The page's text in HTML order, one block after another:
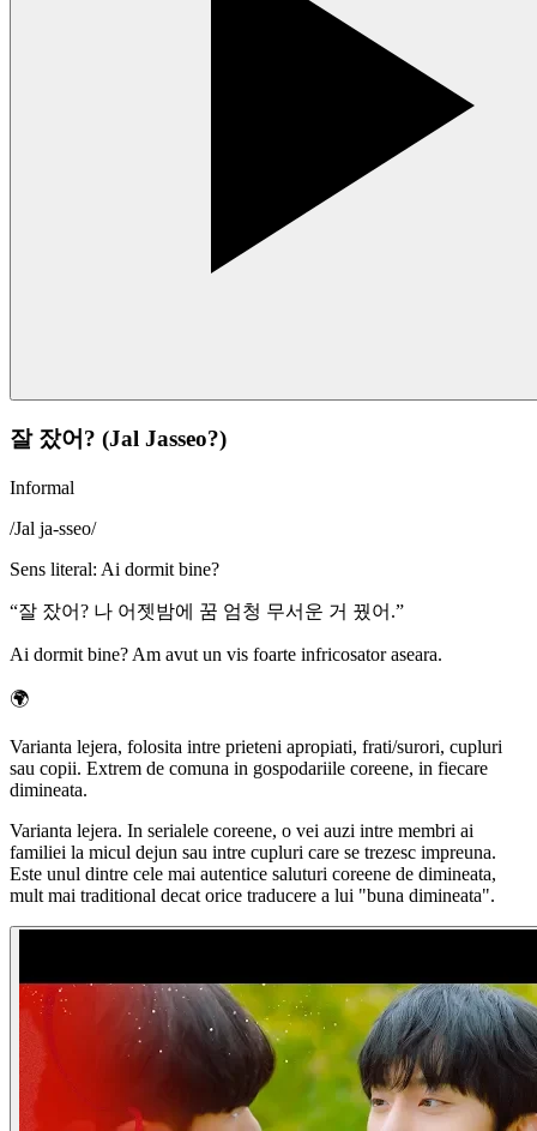
잘 잤어? (Jal Jasseo?)
Informal
/Jal ja-sseo/
Sens literal: Ai dormit bine?
“잘 잤어? 나 어젯밤에 꿈 엄청 무서운 거 꿨어.”
Ai dormit bine? Am avut un vis foarte infricosator aseara.
🌍
Varianta lejera, folosita intre prieteni apropiati, frati/surori, cupluri
sau copii. Extrem de comuna in gospodariile coreene, in fiecare
dimineata.
Varianta lejera. In serialele coreene, o vei auzi intre membri ai
familiei la micul dejun sau intre cupluri care se trezesc impreuna.
Este unul dintre cele mai autentice saluturi coreene de dimineata,
mult mai traditional decat orice traducere a lui "buna dimineata".